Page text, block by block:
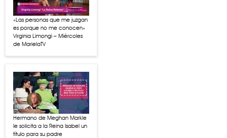
«Las personas que me juzgan
es porque no me conocen»
Virginia Limongi – Miércoles
de MarielaTV
Hermano de Meghan Markle
le solicita a la Reina Isabel un
título para su padre